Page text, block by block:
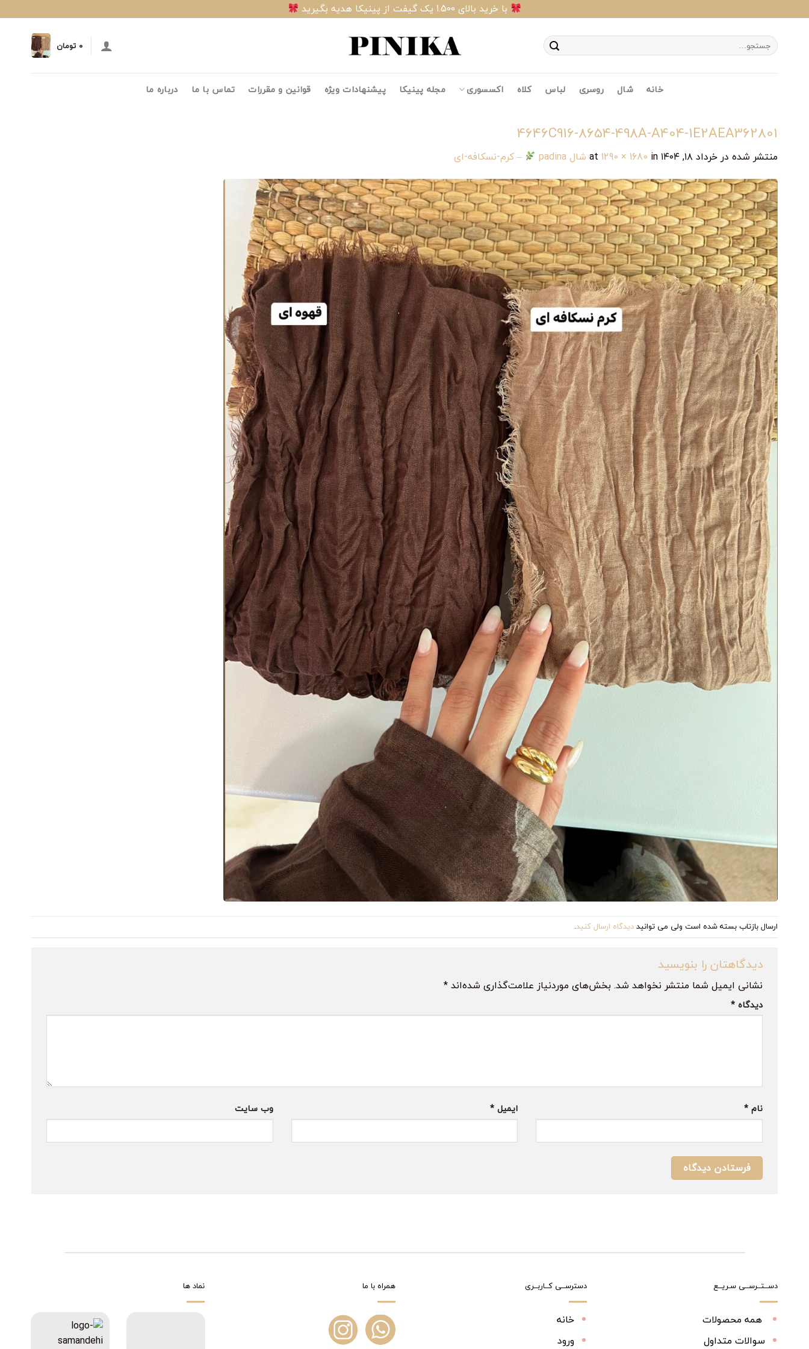
to
content
با خرید بالای 1.500 یک گیفت از پینیکا هدیه بگیرید
جستجو
برای:
۰ تومان
خانه شال روسری لباس کلاه اکسسوری مجله پینیکا پیشنهادات ویژه قوانین و مقررات تماس با ما درباره ما
4646C916-8654-498A-A404-1E2AEA362801
منتشر شده درخرداد ۱۸, ۱۴۰۴ 1290 × 1680 in شال padina – کرم-نسکافه-ای
ارسال بازتاب بسته شده است ولی می توانیددیدگاه ارسال کنید.
دیدگاهتان را بنویسید
نشانی ایمیل شما منتشر نخواهد شد. بخش‌های موردنیاز علامت‌گذاری شده‌اند*
دیدگاه *
نام * ایمیل * وب‌ سایت
دســتــرســی سـریــع
همه محصولات
سوالات متداول
دسترســی کــاربــری
خانه
ورود
همراه با ما نماد ها